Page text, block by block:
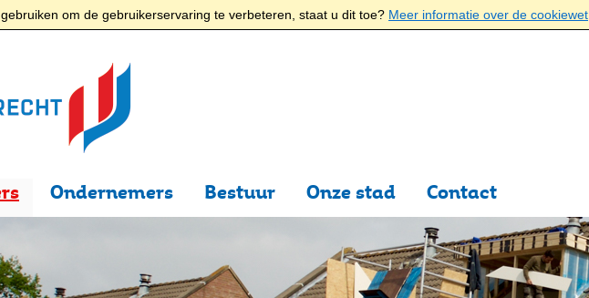
om de gebruikerservaring te verbeteren, staat u dit toe? Meer informatie over de cookiewet
Ondernemers Bestuur Onze stad Contact